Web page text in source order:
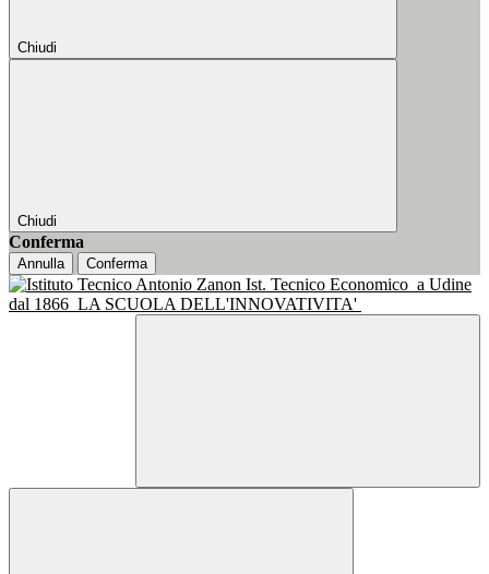
Chiudi
Chiudi
Conferma
Annulla Conferma
Ist. Tecnico Economico a Udine
dal 1866 LA SCUOLA DELL'INNOVATIVITA'